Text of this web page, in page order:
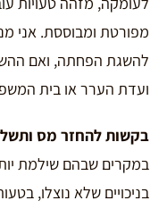
מפורטת ומבוססת. אני
להשגת הפחתה, ואם
ועדת הערר או בית
בקשות להחזר מס
במקרים שבהם שילמת
בניכויים שלא נוצלו,